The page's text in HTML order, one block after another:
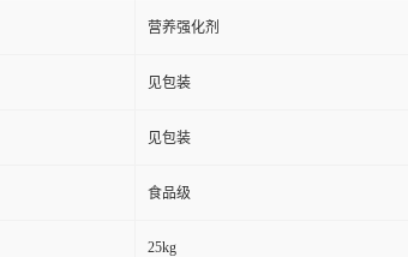
营养强化剂
见包装
见包装
食品级
25kg